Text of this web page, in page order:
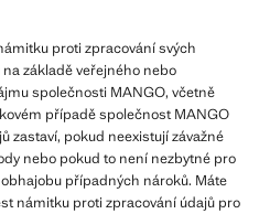
proti zpracování svých
základě veřejného nebo
společnosti MANGO, včetně
případě společnost MANGO
zastaví, pokud neexistují závažné
nebo pokud to není nezbytné pro
případných nároků. Máte
námitku proti zpracování údajů pro